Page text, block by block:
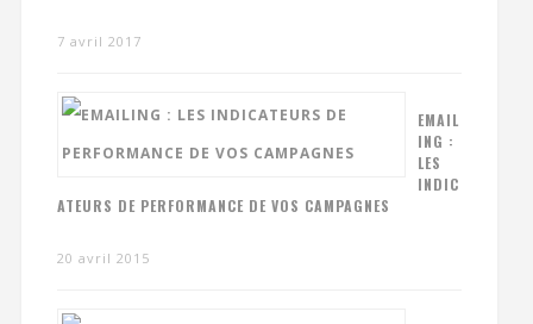
7 avril 2017
EMAIL
ING :
LES
INDIC
ATEURS DE PERFORMANCE DE VOS CAMPAGNES
20 avril 2015